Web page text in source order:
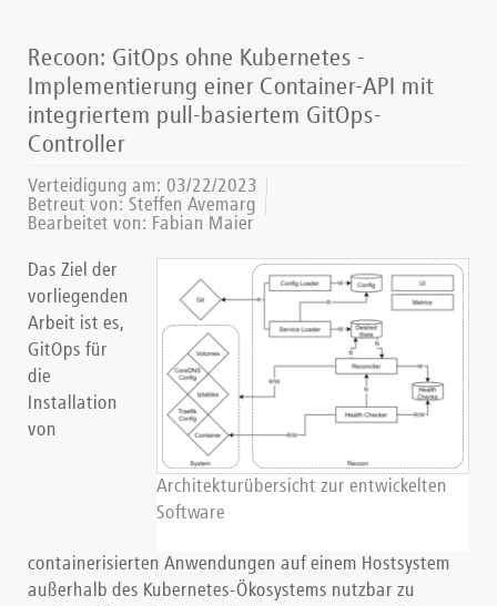
Recoon: GitOps ohne Kubernetes -
Implementierung einer Container-API mit
integriertem pull-basiertem GitOps-
Controller
Verteidigung am: 03/22/2023
Betreut von: Steffen Avemarg
Bearbeitet von: Fabian Maier
Architekturübersicht zur entwickelten
Software
Das Ziel der
vorliegenden
Arbeit ist es,
GitOps für
die
Installation
von
containerisierten Anwendungen auf einem Hostsystem
außerhalb des Kubernetes-Ökosystems nutzbar zu